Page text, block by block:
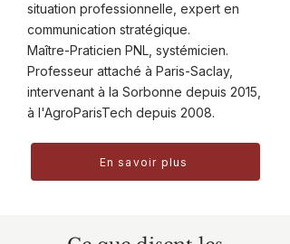
situation professionnelle, expert en
communication stratégique.
Maître-Praticien PNL, systémicien.
Professeur attaché à Paris-Saclay,
intervenant à la Sorbonne depuis 2015,
à l'AgroParisTech depuis 2008.
En savoir plus